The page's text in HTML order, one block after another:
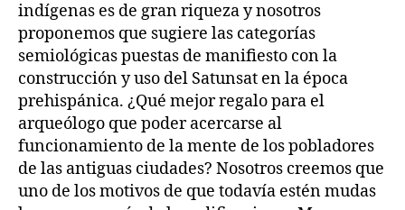
indígenas es de gran riqueza y nosotros
proponemos que sugiere las categorías
semiológicas puestas de manifiesto con la
construcción y uso del Satunsat en la época
prehispánica. ¿Qué mejor regalo para el
arqueólogo que poder acercarse al
funcionamiento de la mente de los pobladores
de las antiguas ciudades? Nosotros creemos que
uno de los motivos de que todavía estén mudas